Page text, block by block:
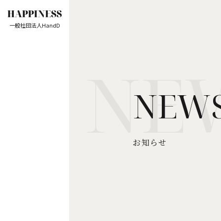
一般社団法人HandD
お知らせ